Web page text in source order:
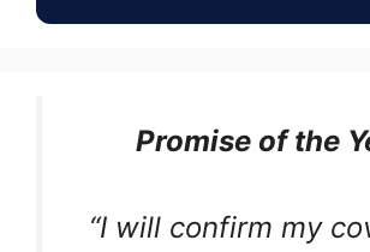
Promise of the
“I will confirm my